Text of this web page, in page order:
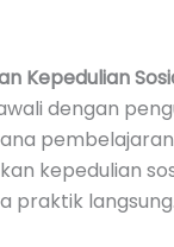
Kepedulian
dengan
kepedulian
praktik langsung.